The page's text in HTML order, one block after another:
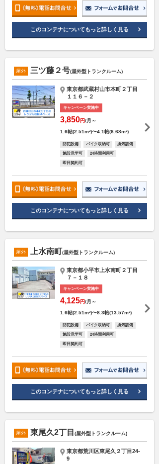
このコンテナについてもっと詳しく見る
屋外 三ツ藤２号(屋外型トランクルーム)
東京都武蔵村山市本町２丁目
１１６－２
キャンペーン実施中
3,850円/月～
1.6帖(2.51m²)〜4.1帖(6.68m²)
防犯設備 バイク収納可 換気設備
施設見学可 24時間利用可
即日契約可
このコンテナについてもっと詳しく見る
屋外 上水南町(屋外型トランクルーム)
東京都小平市上水南町２丁目
７－１８
キャンペーン実施中
4,125円/月～
1.6帖(2.51m²)〜8.3帖(13.57m²)
防犯設備 バイク収納可 換気設備
施設見学可 24時間利用可
即日契約可
このコンテナについてもっと詳しく見る
屋外 東尾久2丁目 (屋外型トランクルーム)
東京都荒川区東尾久２丁目24-
9